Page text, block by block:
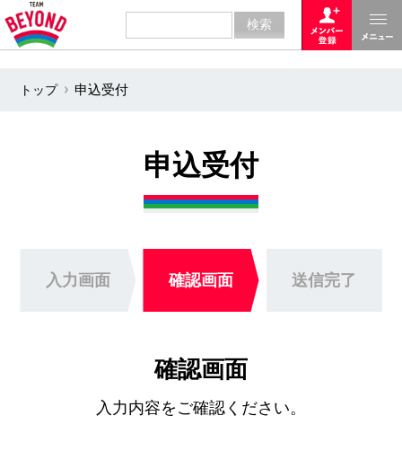
トップ 申込受付
申込受付
入力画面 確認画面 送信完了
確認画面
入力内容をご確認ください。